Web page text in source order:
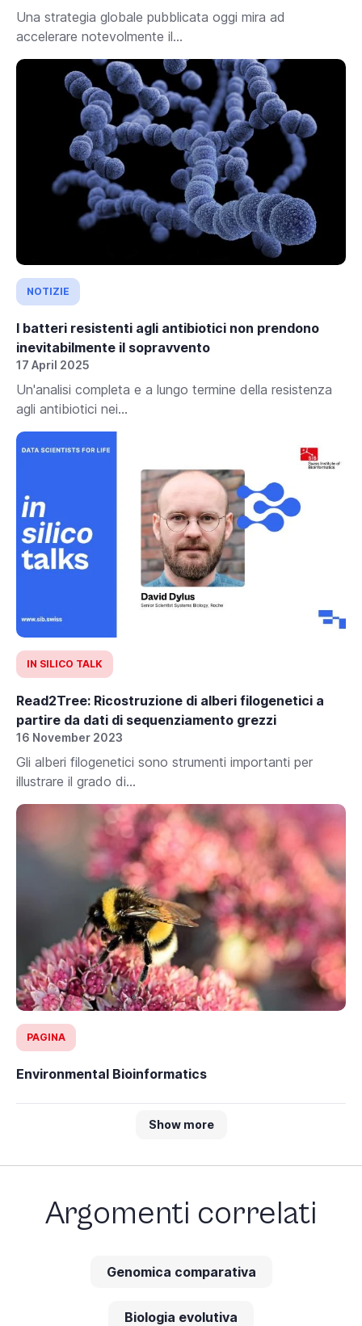
Una strategia globale pubblicata oggi mira ad
accelerare notevolmente il...
NOTIZIE
I batteri resistenti agli antibiotici non prendono
inevitabilmente il sopravvento
17 April 2025
Un'analisi completa e a lungo termine della resistenza
agli antibiotici nei...
IN SILICO TALK
Read2Tree: Ricostruzione di alberi filogenetici a
partire da dati di sequenziamento grezzi
16 November 2023
Gli alberi filogenetici sono strumenti importanti per
illustrare il grado di...
PAGINA
Environmental Bioinformatics
Show more
Argomenti correlati
Genomica comparativa
Biologia evolutiva